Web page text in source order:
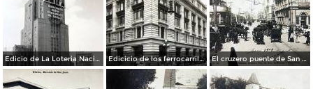
Edicio de La Loteria Nacional Ciudad de México Abril de 1964 Edicicio de los ferrocarriles. El cruzero puente de San Francisco y Guardiola por el fotografo Felix Miret.